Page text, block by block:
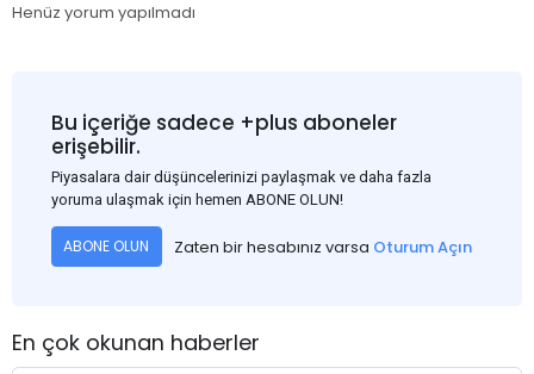
Henüz yorum yapılmadı
Bu içeriğe sadece +plus aboneler
erişebilir.
Piyasalara dair düşüncelerinizi paylaşmak ve daha fazla
yoruma ulaşmak için hemen ABONE OLUN!
ABONE OLUN Zaten bir hesabınız varsa Oturum Açın
En çok okunan haberler